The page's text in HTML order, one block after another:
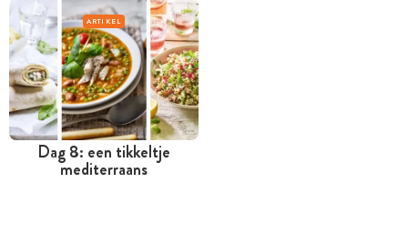
ARTIKEL
Dag 8: een tikkeltje
mediterraans